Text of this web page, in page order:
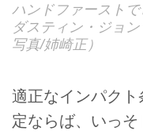
ハンドファースト
ダスティン・ジョ
写真/姉崎正）
適正なインパク
定ならば、いっ